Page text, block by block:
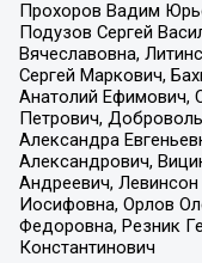
Прохоров Вадим
Подузов Сергей
Вячеславовна,
Сергей Маркович,
Анатолий Ефимович,
Петрович,
Александра
Александрович,
Андреевич,
Иосифовна, Орлов
Федоровна, Резник
Константинович